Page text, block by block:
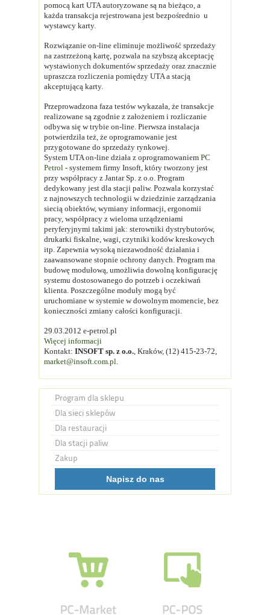
pomocą kart UTA autoryzowane są na bieżąco, a
każda transakcja rejestrowana jest bezpośrednio u
wystawcy karty.
Rozwiązanie on-line eliminuje możliwość sprzedaży
na zastrzeżoną kartę, pozwala na szybszą akceptację
wystawionych dokumentów sprzedaży oraz znacznie
upraszcza rozliczenia pomiędzy UTA a stacją
akceptującą karty.
Przeprowadzona faza testów wykazała, że transakcje
realizowane są zgodnie z założeniem i rozliczanie
odbywa się w trybie on-line. Pierwsza instalacja
potwierdziła też, że oprogramowanie jest
przygotowane do sprzedaży rynkowej.
System UTA on-line działa z oprogramowaniem PC
Petrol - systemem firmy Insoft, który tworzony jest
przy współpracy z Jantar Sp. z o.o. Program
dedykowany jest dla stacji paliw. Pozwala korzystać
z najnowszych technologii w dziedzinie zarządzania
siecią obiektów, wymiany informacji, ergonomii
pracy, współpracy z wieloma urządzeniami
peryferyjnymi takimi jak: sterowniki dystrybutorów,
drukarki fiskalne, wagi, czytniki kodów kreskowych
itp. Zapewnia wysoką niezawodność działania i
zaawansowane stopnie ochrony danych. Program ma
budowę modułową, umożliwia dowolną konfigurację
systemu dostosowanego do potrzeb i oczekiwań
klienta. Poszczególne moduły mogą być
uruchomiane w systemie w dowolnym momencie, bez
konieczności zmiany całości konfiguracji.
29.03.2012 e-petrol.pl
Więcej informacji
Kontakt: INSOFT sp. z o.o., Kraków, (12) 415-23-72,
market@insoft.com.pl.
Program dla sklepu
Dla sieci sklepów
Dla restauracji
Dla stacji paliw
Zakup
Napisz do nas